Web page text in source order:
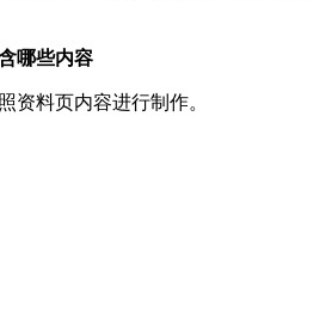
哪些内容
资料页内容进行制作。